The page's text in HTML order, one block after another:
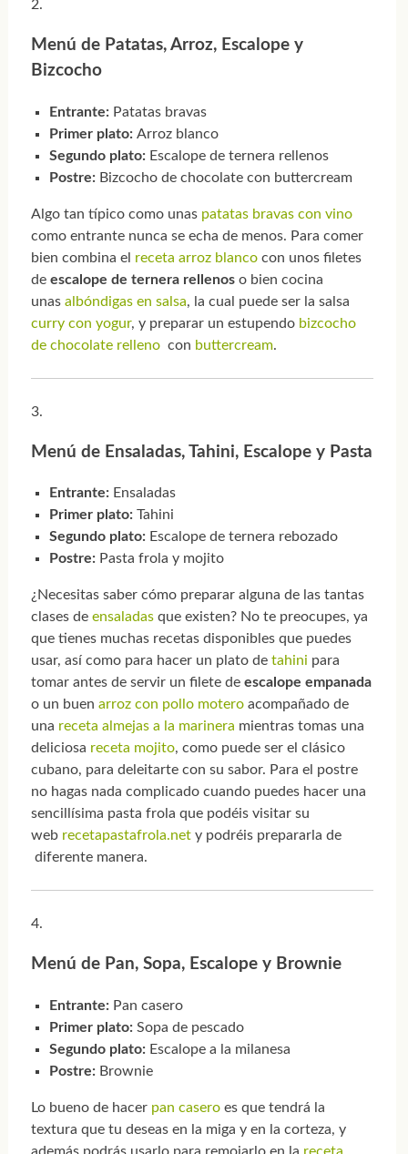
Menú de Patatas, Arroz, Escalope y
Bizcocho
Entrante: Patatas bravas
Primer plato: Arroz blanco
Segundo plato: Escalope de ternera rellenos
Postre: Bizcocho de chocolate con buttercream
Algo tan típico como unas patatas bravas con vino
como entrante nunca se echa de menos. Para comer
bien combina el receta arroz blancocon unos filetes
de escalope de ternera rellenoso bien cocina
unas albóndigas en salsa, la cual puede ser la salsa
curry con yogur, y preparar un estupendo bizcocho
de chocolate rellenocon buttercream.
Menú de Ensaladas, Tahini, Escalope y Pasta
Entrante: Ensaladas
Primer plato: Tahini
Segundo plato: Escalope de ternera rebozado
Postre: Pasta frola y mojito
¿Necesitas saber cómo preparar alguna de las tantas
clases de ensaladasque existen? No te preocupes, ya
que tienes muchas recetas disponibles que puedes
usar, así como para hacer un plato de tahini para
tomar antes de servir un filete de escalope empanada
o un buen arroz con pollo moteroacompañado de
una receta almejas a la marinera mientras tomas una
deliciosa receta mojito, como puede ser el clásico
cubano, para deleitarte con su sabor. Para el postre
no hagas nada complicado cuando puedes hacer una
sencillísima pasta frola que podéis visitar su
web recetapastafrola.nety podréis prepararla de
diferente manera.
Menú de Pan, Sopa, Escalope y Brownie
Entrante: Pan casero
Primer plato: Sopa de pescado
Segundo plato: Escalope a la milanesa
Postre: Brownie
Lo bueno de hacer pan caseroes que tendrá la
textura que tu deseas en la miga y en la corteza, y
además podrás usarlo para remojarlo en la receta